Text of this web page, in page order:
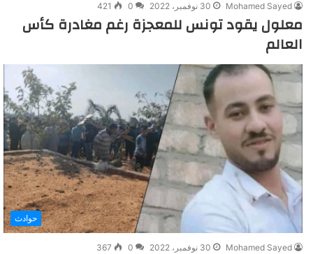
Mohamed Sayed 30 نوفمبر، 2022 0
421
معلول يقود تونس للمعجزة رغم مغادرة كأس
العالم
حوادث
Mohamed Sayed 30 نوفمبر، 2022 0
367